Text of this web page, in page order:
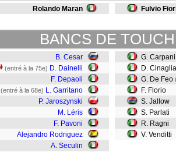
Rolando Maran Fulvio
BANCS DE
B. Cesar
(entré à la 75e) D. Dainelli
F. Depaoli
(entré à la 68e) L. Garritano
P. Jaroszynski
M. Léris
F. Pavoni
Alejandro Rodriguez
A. Seculin
G.
D.
G. De Feo
F. Florio
S. Jallow
S. Parlati
R. Ragni
V. Venditti